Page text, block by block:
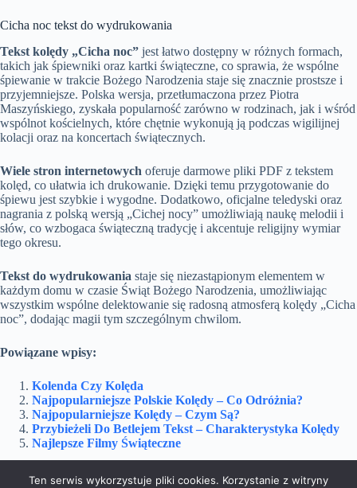
Cicha noc tekst do wydrukowania
Tekst kolędy „Cicha noc” jest łatwo dostępny w różnych formach,
takich jak śpiewniki oraz kartki świąteczne, co sprawia, że wspólne
śpiewanie w trakcie Bożego Narodzenia staje się znacznie prostsze i
przyjemniejsze. Polska wersja, przetłumaczona przez Piotra
Maszyńskiego, zyskała popularność zarówno w rodzinach, jak i wśród
wspólnot kościelnych, które chętnie wykonują ją podczas wigilijnej
kolacji oraz na koncertach świątecznych.
Wiele stron internetowych oferuje darmowe pliki PDF z tekstem
kolęd, co ułatwia ich drukowanie. Dzięki temu przygotowanie do
śpiewu jest szybkie i wygodne. Dodatkowo, oficjalne teledyski oraz
nagrania z polską wersją „Cichej nocy” umożliwiają naukę melodii i
słów, co wzbogaca świąteczną tradycję i akcentuje religijny wymiar
tego okresu.
Tekst do wydrukowania staje się niezastąpionym elementem w
każdym domu w czasie Świąt Bożego Narodzenia, umożliwiając
wszystkim wspólne delektowanie się radosną atmosferą kolędy „Cicha
noc”, dodając magii tym szczególnym chwilom.
Powiązane wpisy:
Kolenda Czy Kolęda
Najpopularniejsze Polskie Kolędy – Co Odróżnia?
Najpopularniejsze Kolędy – Czym Są?
Przybieżeli Do Betlejem Tekst – Charakterystyka Kolędy
Najlepsze Filmy Świąteczne
Ten serwis wykorzystuje pliki cookies. Korzystanie z witryny